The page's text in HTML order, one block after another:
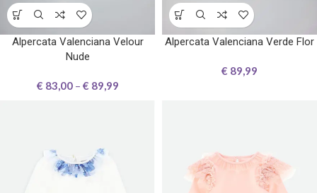
Alpercata Valenciana Velour
Nude
€ 83,00 – € 89,99
Alpercata Valenciana Verde Flor
€ 89,99